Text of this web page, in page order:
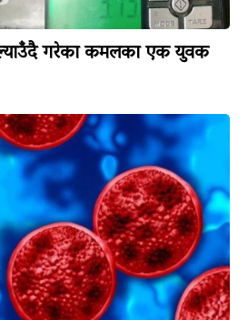
ल्याउँदै गरेका कमलका एक युवक